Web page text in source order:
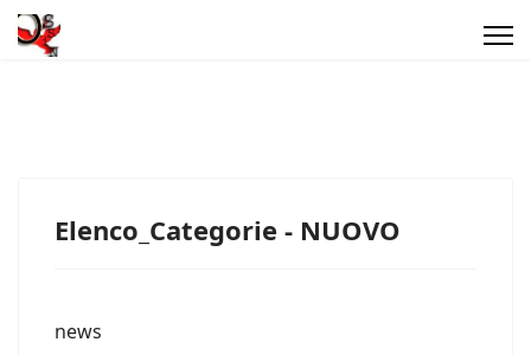
Elenco_Categorie - NUOVO
news